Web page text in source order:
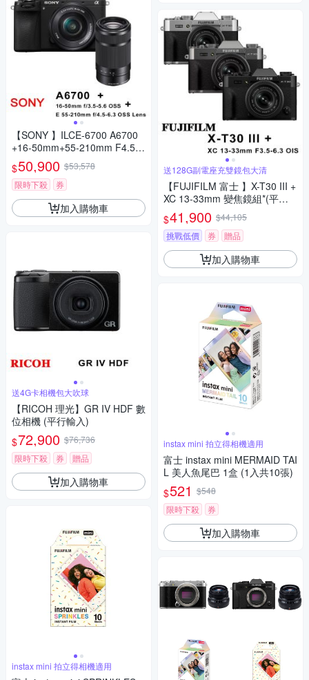
【SONY 】ILCE-6700 A6700
+16-50mm+55-210mm F4.5-
6.3雙鏡組(平行輸入)
$50,900 $53,578
限時下殺
券
加入購物車
送4G卡相機包大吹球
【RICOH 理光】GR IV HDF 數
位相機 (平行輸入)
$72,900 $76,736
限時下殺
券 贈品
加入購物車
instax mini 拍立得相機適用
送128G副電座充雙鏡包大清
【FUJIFILM 富士 】X-T30 III +
XC 13-33mm 變焦鏡組*(平行
輸入)
$41,900 $44,105
挑戰低價
券 贈品
加入購物車
instax mini 拍立得相機適用
富士 instax mini MERMAID TAI
L 美人魚尾巴 1盒 (1入共10張)
$521 $548
限時下殺
券
加入購物車